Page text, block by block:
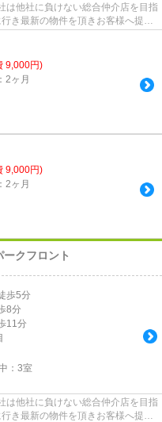
は他社に負けない総合仲介店を目指
き最新の物件を頂きお客様へ提供
9,000円)
2ヶ月
9,000円)
2ヶ月
クフロント
歩5分
8分
11分
： 3室
は他社に負けない総合仲介店を目指
き最新の物件を頂きお客様へ提供